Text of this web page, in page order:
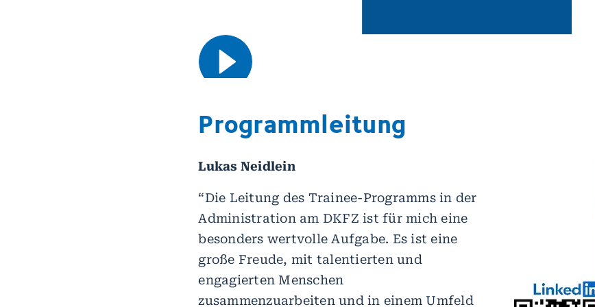
Programmleitung
Lukas Neidlein
“Die Leitung des Trainee-Programms in der
Administration am DKFZ ist für mich eine
besonders wertvolle Aufgabe. Es ist eine
große Freude, mit talentierten und
engagierten Menschen
zusammenzuarbeiten und in einem Umfeld